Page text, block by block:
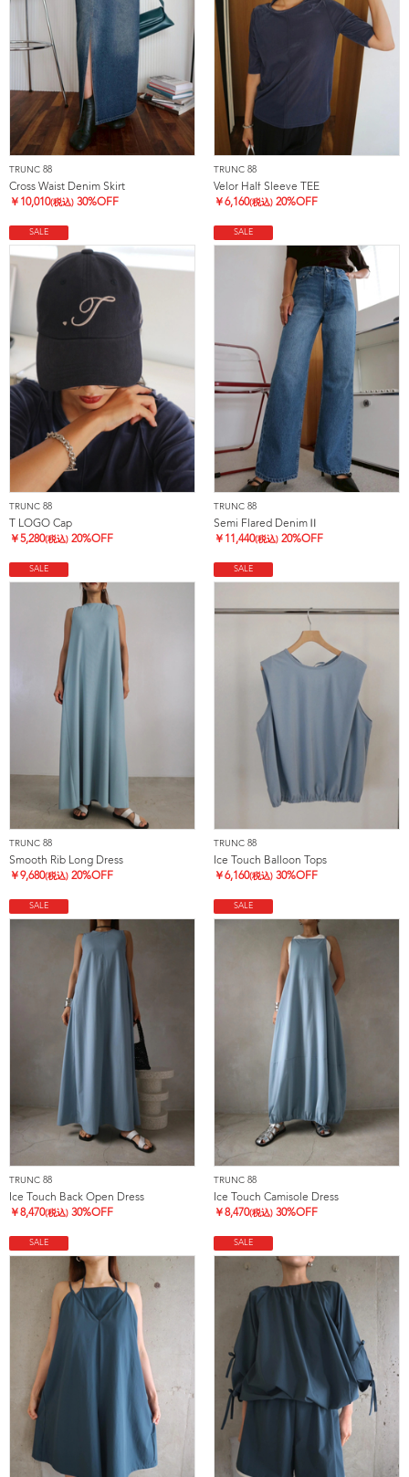
TRUNC 88
Cross Waist Denim Skirt
￥ 10,010(税込) 30%OFF
TRUNC 88
Velor Half Sleeve TEE
￥6,160(税込) 20%OFF
SALE
TRUNC 88
T LOGO Cap
￥5,280(税込) 20%OFF
SALE
TRUNC 88
Semi Flared DenimⅡ
￥ 11,440(税込) 20%OFF
SALE
TRUNC 88
Smooth Rib Long Dress
￥9,680(税込) 20%OFF
SALE
TRUNC 88
Ice Touch Balloon Tops
￥6,160(税込) 30%OFF
SALE
TRUNC 88
Ice Touch Back Open Dress
￥8,470(税込) 30%OFF
SALE
TRUNC 88
Ice Touch Camisole Dress
￥8,470(税込) 30%OFF
SALE SALE